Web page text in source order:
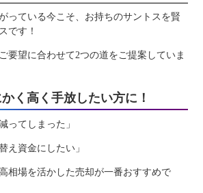
っている今こそ、お持ちのサントスを賢
です！
要望に合わせて2つの道をご提案していま
く高く手放したい方に！
ってしまった」
え資金にしたい」
相場を活かした売却が一番おすすめで